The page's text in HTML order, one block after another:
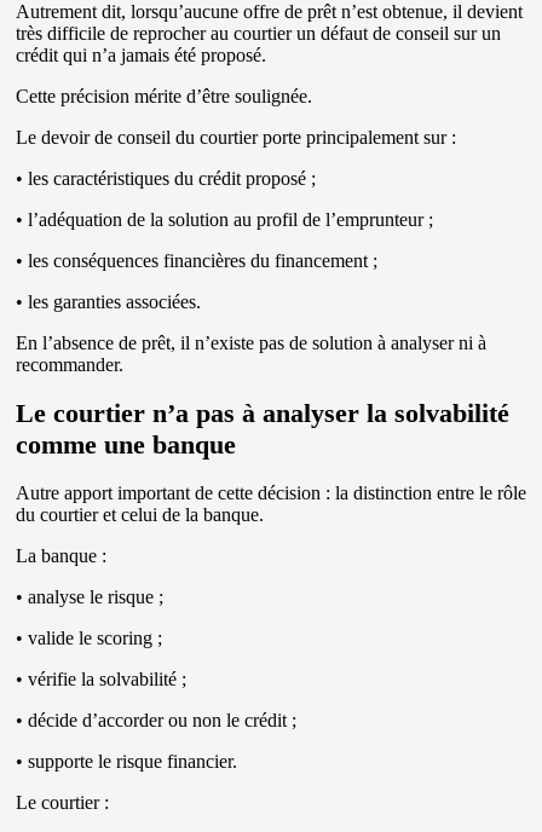
Autrement dit, lorsqu’aucune offre de prêt n’est obtenue, il devient
très difficile de reprocher au courtier un défaut de conseil sur un
crédit qui n’a jamais été proposé.
Cette précision mérite d’être soulignée.
Le devoir de conseil du courtier porte principalement sur :
• les caractéristiques du crédit proposé ;
• l’adéquation de la solution au profil de l’emprunteur ;
• les conséquences financières du financement ;
• les garanties associées.
En l’absence de prêt, il n’existe pas de solution à analyser ni à
recommander.
Le courtier n’a pas à analyser la solvabilité
comme une banque
Autre apport important de cette décision : la distinction entre le rôle
du courtier et celui de la banque.
La banque :
• analyse le risque ;
• valide le scoring ;
• vérifie la solvabilité ;
• décide d’accorder ou non le crédit ;
• supporte le risque financier.
Le courtier :